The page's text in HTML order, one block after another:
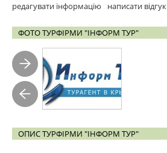
редагувати інформацію написати відгук
ФОТО ТУРФІРМИ "ІНФОРМ ТУР"
ОПИС ТУРФІРМИ "ІНФОРМ ТУР"